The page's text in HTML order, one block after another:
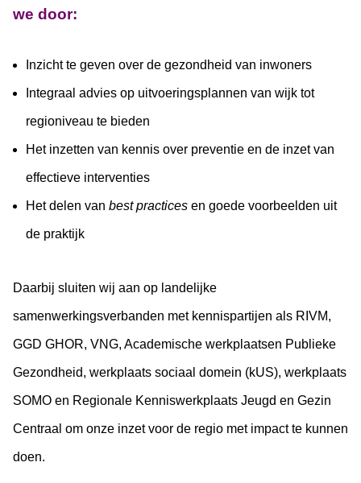
we door:
Inzicht te geven over de gezondheid van inwoners
Integraal advies op uitvoeringsplannen van wijk tot
regioniveau te bieden
Het inzetten van kennis over preventie en de inzet van
effectieve interventies
Het delen van best practices en goede voorbeelden uit
de praktijk
Daarbij sluiten wij aan op landelijke
samenwerkingsverbanden met kennispartijen als RIVM,
GGD GHOR, VNG, Academische werkplaatsen Publieke
Gezondheid, werkplaats sociaal domein (kUS), werkplaats
SOMO en Regionale Kenniswerkplaats Jeugd en Gezin
Centraal om onze inzet voor de regio met impact te kunnen
doen.